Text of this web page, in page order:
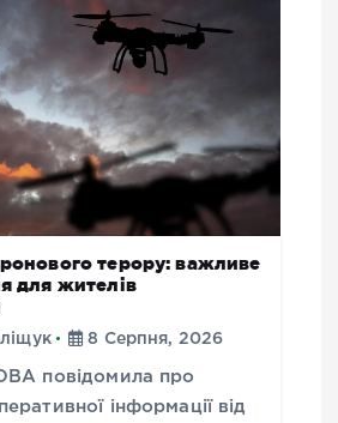
терору: важливе
для жителів
8 Серпня, 2026
повідомила про
інформації від